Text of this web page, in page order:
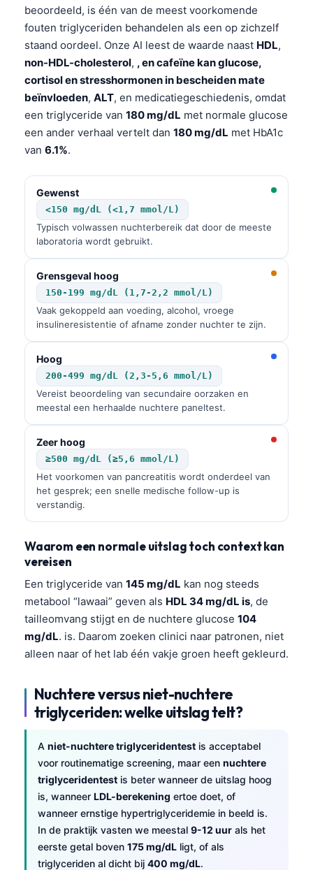
beoordeeld, is één van de meest voorkomende
fouten triglyceriden behandelen als een op zichzelf
staand oordeel. Onze AI leest de waarde naast HDL,
non-HDL-cholesterol, , en cafeïne kan glucose,
cortisol en stresshormonen in bescheiden mate
beïnvloeden, ALT, en medicatiegeschiedenis, omdat
een triglyceride van 180 mg/dL met normale glucose
een ander verhaal vertelt dan 180 mg/dL met HbA1c
van 6.1%.
Gewenst
<150 mg/dL (<1,7 mmol/L)
Typisch volwassen nuchterbereik dat door de meeste
laboratoria wordt gebruikt.
Grensgeval hoog
150-199 mg/dL (1,7-2,2 mmol/L)
Vaak gekoppeld aan voeding, alcohol, vroege
insulineresistentie of afname zonder nuchter te zijn.
Hoog
200-499 mg/dL (2,3-5,6 mmol/L)
Vereist beoordeling van secundaire oorzaken en
meestal een herhaalde nuchtere paneltest.
Zeer hoog
≥500 mg/dL (≥5,6 mmol/L)
Het voorkomen van pancreatitis wordt onderdeel van
het gesprek; een snelle medische follow-up is
verstandig.
Waarom een normale uitslag toch context kan
vereisen
Een triglyceride van 145 mg/dL kan nog steeds
metabool “lawaai” geven als HDL 34 mg/dL is, de
tailleomvang stijgt en de nuchtere glucose 104
mg/dL. is. Daarom zoeken clinici naar patronen, niet
alleen naar of het lab één vakje groen heeft gekleurd.
Nuchtere versus niet-nuchtere
triglyceriden: welke uitslag telt?
A niet-nuchtere triglyceridentest is acceptabel
voor routinematige screening, maar een nuchtere
triglyceridentest is beter wanneer de uitslag hoog
is, wanneer LDL-berekening ertoe doet, of
wanneer ernstige hypertriglyceridemie in beeld is.
In de praktijk vasten we meestal 9-12 uur als het
eerste getal boven 175 mg/dL ligt, of als
triglyceriden al dicht bij 400 mg/dL.